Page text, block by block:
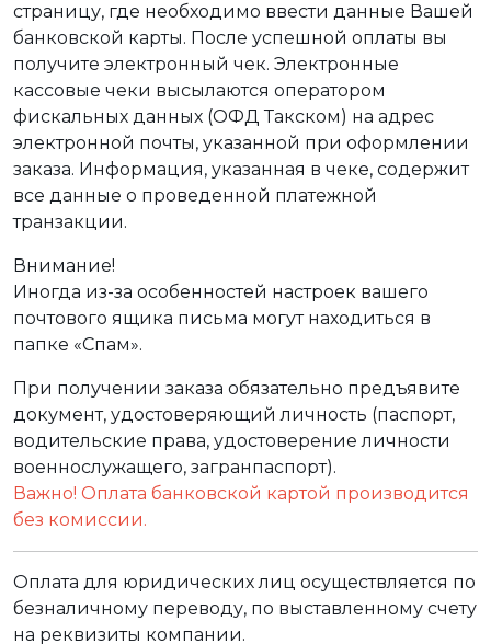
страницу, где необходимо ввести данные Вашей
банковской карты. После успешной оплаты вы
получите электронный чек. Электронные
кассовые чеки высылаются оператором
фискальных данных (ОФД Такском) на адрес
электронной почты, указанной при оформлении
заказа. Информация, указанная в чеке, содержит
все данные о проведенной платежной
транзакции.
Внимание!
Иногда из-за особенностей настроек вашего
почтового ящика письма могут находиться в
папке «Спам».
При получении заказа обязательно предъявите
документ, удостоверяющий личность (паспорт,
водительские права, удостоверение личности
военнослужащего, загранпаспорт).
Важно! Оплата банковской картой производится
без комиссии.
Оплата для юридических лиц осуществляется по
безналичному переводу, по выставленному счету
на реквизиты компании.